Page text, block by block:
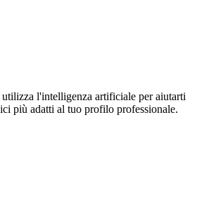
l'intelligenza artificiale per aiutarti
più adatti al tuo profilo professionale.